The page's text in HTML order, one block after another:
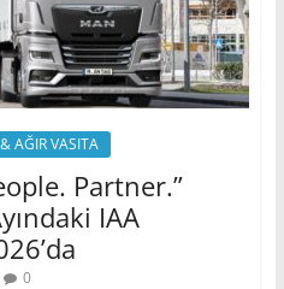
AĞIR VASITA
Partner.”
IAA
0